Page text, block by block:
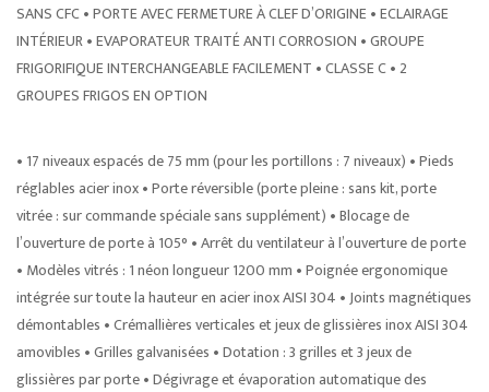
SANS CFC • PORTE AVEC FERMETURE À CLEF D’ORIGINE • ECLAIRAGE
INTÉRIEUR • EVAPORATEUR TRAITÉ ANTI CORROSION • GROUPE
FRIGORIFIQUE INTERCHANGEABLE FACILEMENT • CLASSE C • 2
GROUPES FRIGOS EN OPTION
• 17 niveaux espacés de 75 mm (pour les portillons : 7 niveaux) • Pieds
réglables acier inox • Porte réversible (porte pleine : sans kit, porte
vitrée : sur commande spéciale sans supplément) • Blocage de
l’ouverture de porte à 105° • Arrêt du ventilateur à l’ouverture de porte
• Modèles vitrés : 1 néon longueur 1200 mm • Poignée ergonomique
intégrée sur toute la hauteur en acier inox AISI 304 • Joints magnétiques
démontables • Crémallières verticales et jeux de glissières inox AISI 304
amovibles • Grilles galvanisées • Dotation : 3 grilles et 3 jeux de
glissières par porte • Dégivrage et évaporation automatique des